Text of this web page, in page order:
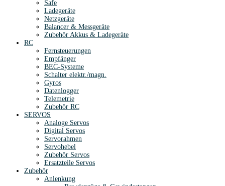
Safe
Ladegeräte
Netzgeräte
Balancer & Messgeräte
Zubehör Akkus & Ladegeräte
RC
Fernsteuerungen
Empfänger
BEC-Systeme
Schalter elektr./magn.
Gyros
Datenlogger
Telemetrie
Zubehör RC
SERVOS
Analoge Servos
Digital Servos
Servorahmen
Servohebel
Zubehör Servos
Ersatzteile Servos
Zubehör
Anlenkung